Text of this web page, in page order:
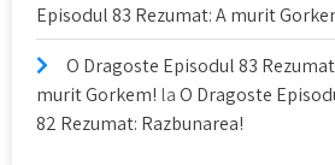
Episodul 83 Rezumat: A murit
O Dragoste Episodul 83
murit Gorkem! laO Dragoste
82 Rezumat: Razbunarea!